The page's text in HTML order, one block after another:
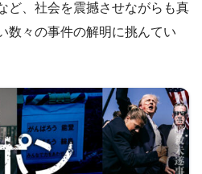
ど、社会を震撼させながらも真
数々の事件の解明に挑んてい